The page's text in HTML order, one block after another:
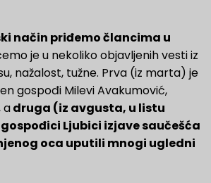
način priđemo člancima u
je u nekoliko objavljenih vesti iz
nažalost, tužne. Prva (iz marta) je
gospođi Milevi Avakumović,
adruga (iz avgusta, u listu
Ljubici izjave saučešća
oca uputili mnogi ugledni